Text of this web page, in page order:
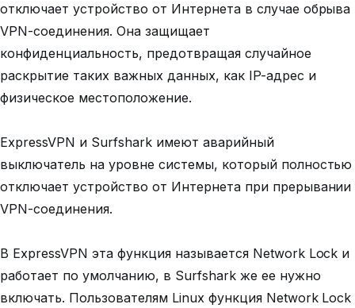
отключает устройство от Интернета в случае обрыва
VPN-соединения. Она защищает
конфиденциальность, предотвращая случайное
раскрытие таких важных данных, как IP-адрес и
физическое местоположение.
ExpressVPN и Surfshark имеют аварийный
выключатель на уровне системы, который полностью
отключает устройство от Интернета при прерывании
VPN-соединения.
В ExpressVPN эта функция называется Network Lock и
работает по умолчанию, в Surfshark же ее нужно
включать. Пользователям Linux функция Network Lock